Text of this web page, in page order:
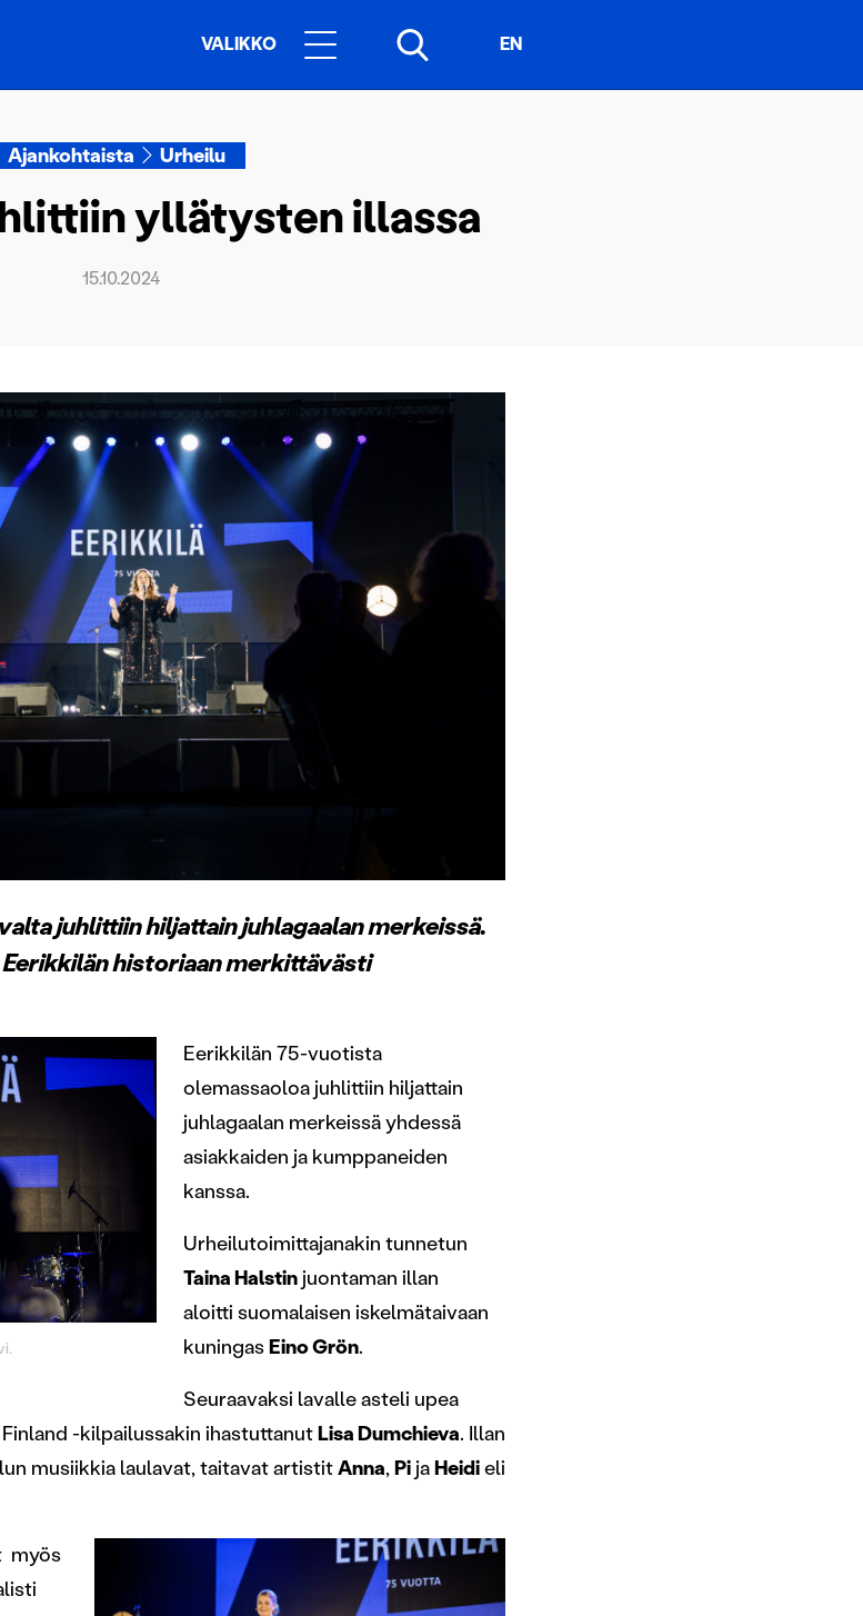
VALIKKO EN
Ajankohtaista Urheilu
yllätysten illassa
15.10.2024
juhlittiin hiljattain juhlagaalan merkeissä.
historiaan merkittävästi
Eerikkilän 75-vuotista
olemassaoloa juhlittiin hiljattain
juhlagaalan merkeissä yhdessä
asiakkaiden ja kumppaneiden
kanssa.
Urheilutoimittajanakin tunnetun
Taina Halstinjuontaman illan
aloitti suomalaisen iskelmätaivaan
kuningasEino Grön.
Seuraavaksi lavalle asteli upea
-kilpailussakin ihastuttanutLisa Dumchieva. Illan
musiikkia laulavat, taitavat artistitAnna,PijaHeidieli
myös